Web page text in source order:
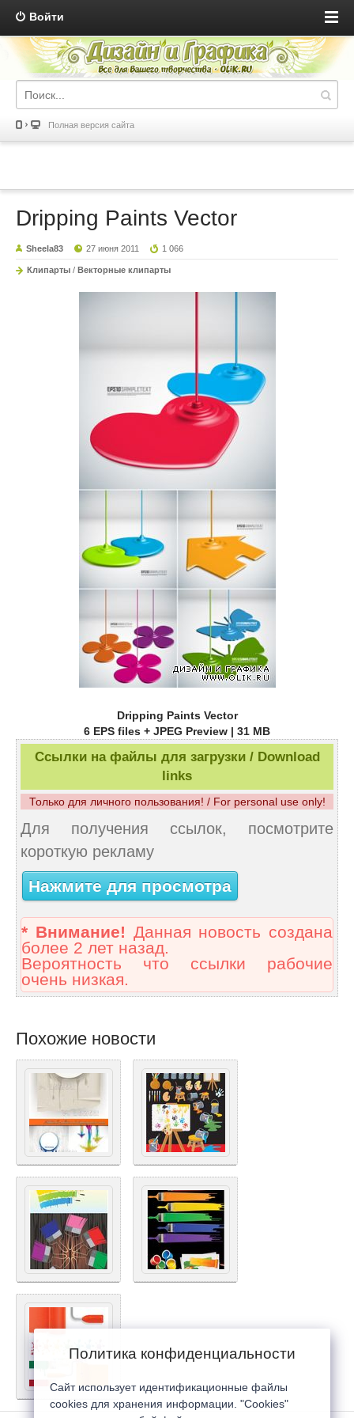
Войти
Полная версия сайта
Dripping Paints Vector
Sheela83 27 июня 2011 1 066
Клипарты / Векторные клипарты
Dripping Paints Vector
6 EPS files + JPEG Preview | 31 MB
Ссылки на файлы для загрузки / Download
links
Только для личного пользования! / For personal use only!
Для получения ссылок, посмотрите
короткую рекламу
Нажмите для просмотра
* Внимание! Данная новость создана
более 2 лет назад.
Вероятность что ссылки рабочие
очень низкая.
Похожие новости
Политика конфиденциальности
Сайт использует идентификационные файлы
cookies для хранения информации. "Cookies"